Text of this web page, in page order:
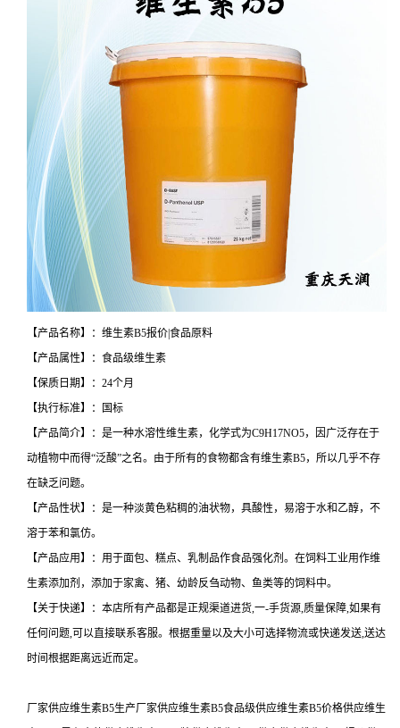
【产品名称】：维生素B5报价|食品原料
【产品属性】：食品级维生素
【保质日期】：24个月
【执行标准】：国标
【产品简介】：是一种水溶性维生素，化学式为C9H17NO5，因广泛存在于
动植物中而得“泛酸”之名。由于所有的食物都含有维生素B5，所以几乎不存
在缺乏问题。
【产品性状】：是一种淡黄色粘稠的油状物，具酸性，易溶于水和乙醇，不
溶于苯和氯仿。
【产品应用】：用于面包、糕点、乳制品作食品强化剂。在饲料工业用作维
生素添加剂，添加于家禽、猪、幼龄反刍动物、鱼类等的饲料中。
【关于快递】：本店所有产品都是正规渠道进货,一-手货源,质量保障,如果有
任何问题,可以直接联系客服。根据重量以及大小可选择物流或快递发送,送达
时间根据距离远近而定。
厂家供应维生素B5生产厂家供应维生素B5食品级供应维生素B5价格供应维生